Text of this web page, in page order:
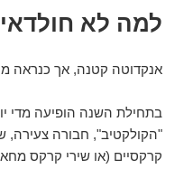
למה לא חולדאי –
אנקדוטה קטנה, אך כנראה
בתחילת השנה הופיעה מדי
"הקולקטיב", חבורה צעירה,
קרקסיים (או שירי קרקס